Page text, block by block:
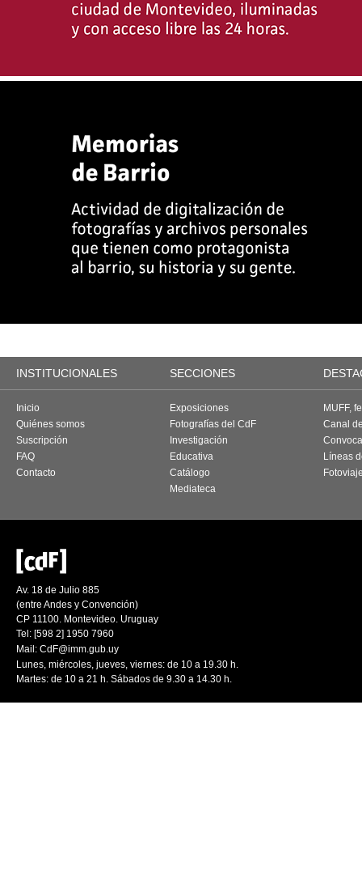
INSTITUCIONALES SECCIONES
Inicio
Quiénes somos
Suscripción
FAQ
Contacto
Exposiciones
Fotografías del CdF
Investigación
Educativa
Catálogo
Mediateca
MUFF,
Canal
Líneas
Av. 18 de Julio 885
(entre Andes y Convención)
CP 11100. Montevideo. Uruguay
Tel: [598 2] 1950 7960
Mail: CdF@imm.gub.uy
Lunes, miércoles, jueves, viernes: de 10 a 19.30 h.
Martes: de 10 a 21 h. Sábados de 9.30 a 14.30 h.